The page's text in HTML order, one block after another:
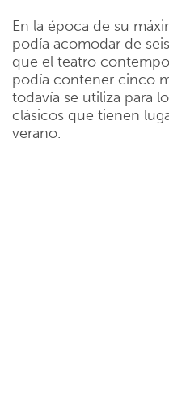
En la época de su
podía acomodar de
que el teatro
podía contener cinco
todavía se utiliza para
clásicos que tienen
verano.